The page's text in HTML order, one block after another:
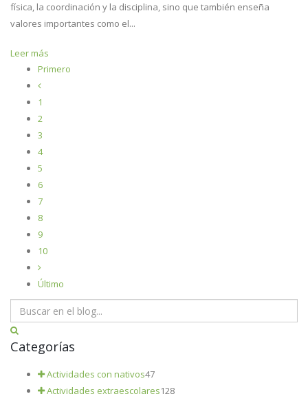
física, la coordinación y la disciplina, sino que también enseña
valores importantes como el...
Leer más
Primero
1
2
3
4
5
6
7
8
9
10
Último
Categorías
Actividades con nativos47
Actividades extraescolares128